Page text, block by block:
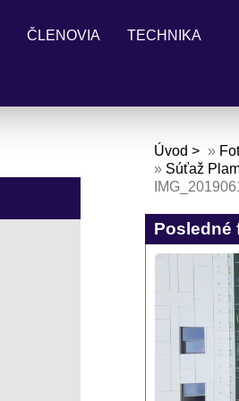
ČLENOVIA TECHNIKA
Úvod »
» Súťaž
Posledné